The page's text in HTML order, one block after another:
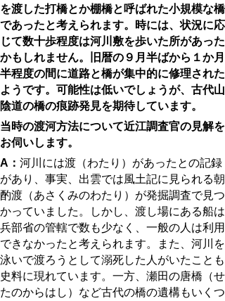
を渡した打橋とか棚橋と呼ばれた小規模な橋
であったと考えられます。時には、状況に応
じて数十歩程度は河川敷を歩いた所があった
かもしれません。旧暦の９月半ばから１か月
半程度の間に道路と橋が集中的に修理された
ようです。可能性は低いでしょうが、古代山
陰道の橋の痕跡発見を期待しています。
当時の渡河方法について近江調査官の見解を
お伺いします。
A： 河川には渡（わたり）があったとの記録
があり、事実、出雲では風土記に見られる朝
酌渡（あさくみのわたり）が発掘調査で見つ
かっていました。しかし、渡し場にある船は
兵部省の管轄で数も少なく、一般の人は利用
できなかったと考えられます。また、河川を
泳いで渡ろうとして溺死した人がいたことも
史料に現れています。一方、瀬田の唐橋（せ
たのからはし）など古代の橋の遺構もいくつ